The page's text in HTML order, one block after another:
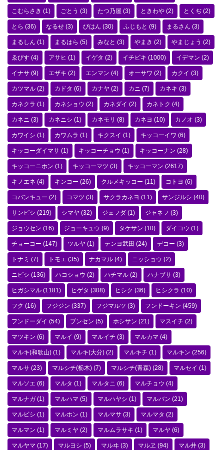
こむらさき (1) ごとう (3) たつ乃屋 (3) ときわや (2) とくぢ (2)
とら (36) なるせ (3) びはん (30) ふじもと (9) まるさん (3)
まるしん (1) まるはら (5) みなと (3) やまき (2) やまじょう (2)
ゑびす (4) アサヒ (1) イゲタ (2) イチビキ (1000) イデマン (2)
イナサ (9) エザキ (2) エンマン (4) オーサワ (2) カクイ (3)
カツマル (2) カドタ (6) カナヤ (2) カニ (7) カネキ (3)
カネクラ (1) カネショウ (2) カネダイ (2) カネトク (4)
カネニ (3) カネニシ (1) カネモリ (8) カネヨ (10) カノオ (3)
カワイシ (1) カワムラ (1) キクスイ (1) キッコーイワ (6)
キッコーダイマサ (1) キッコーチョウ (1) キッコーナン (28)
キッコーニホン (1) キッコーマツ (3) キッコーマン (2617)
キノエネ (4) キンコー (26) クルメキッコー (11) コトヨ (6)
コバンキュー (2) コマツ (3) サクラカネヨ (11) サンジルシ (40)
サンビシ (219) シマヤ (32) ジェフダ (1) ジャネフ (3)
ジョウセン (16) ジョーキュウ (9) タケサン (10) ダイコウ (1)
チョーコー (147) ツルヤ (1) テンヨ武田 (24) デコー (3)
トナミ (7) トモエ (35) ナカマル (4) ニッショウ (2)
ニビシ (136) ハコショウ (2) ハチマル (2) ハナブサ (3)
ヒガシマル (1181) ヒゲタ (308) ヒシク (36) ヒシクラ (10)
フク (16) フジジン (337) フジマルツ (3) フンドーキン (459)
フンドーダイ (54) ブンセン (5) ホシサン (21) マスイチ (2)
マツキン (6) マルイ (9) マルイチ (3) マルカマ (4)
マルキ(和歌山) (1) マルキ(大分) (2) マルキチ (1) マルキン (256)
マルサ (23) マルシチ(栃木) (7) マルシチ(青森) (28) マルセイ (1)
マルソエ (6) マルタ (1) マルタニ (6) マルチョウ (4)
マルナガ (1) マルハマ (5) マルハヤシ (1) マルバン (21)
マルビシ (1) マルホン (1) マルマサ (3) マルマタ (2)
マルマン (1) マルミヤ (2) マルムラサキ (1) マルヤ (6)
マルヤマ (17) マルヨシ (5) マルヰ (3) マルヱ (94) マル井 (3)